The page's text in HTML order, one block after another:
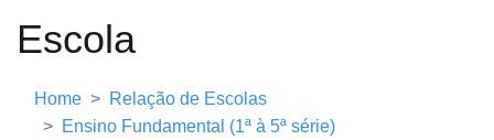
Escola
Home
Relação de Escolas
Ensino Fundamental (1ª à 5ª série)